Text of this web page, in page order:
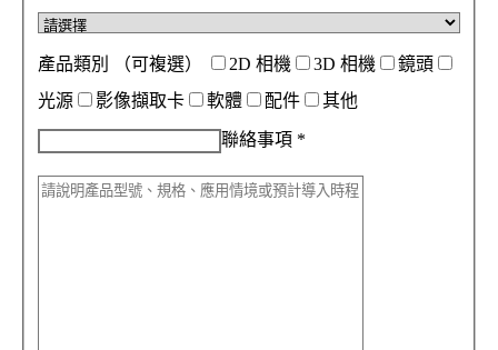
產品類別 （可複選） 2D 相機 3D 相機
鏡頭
光源
影像擷取卡 軟體 配件 其他
聯絡事項 *